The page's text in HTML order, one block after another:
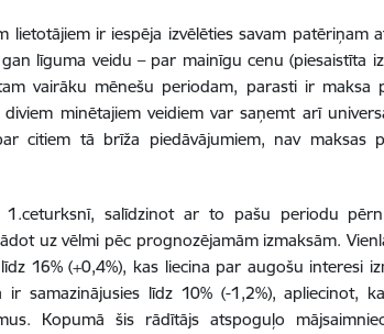
lietotājiem ir iespēja izvēlēties savam patēriņam
līguma veidu – par mainīgu cenu (piesaistīta
vairāku mēnešu periodam, parasti ir maksa
diviem minētajiem veidiem var saņemt arī
citiem tā brīža piedāvājumiem, nav maksas
1.ceturksnī, salīdzinot ar to pašu periodu
uz vēlmi pēc prognozējamām izmaksām.
16% (+0,4%), kas liecina par augošu interesi
samazinājusies līdz 10% (-1,2%), apliecinot,
Kopumā šis rādītājs atspoguļo